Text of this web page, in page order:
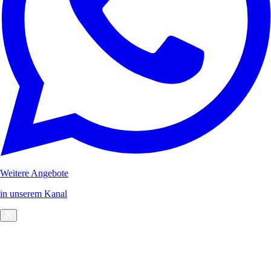
Weitere Angebote
in unserem Kanal